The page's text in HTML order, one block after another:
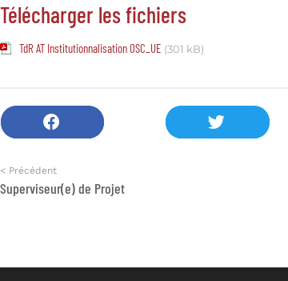
Télécharger les fichiers
TdR AT Institutionnalisation OSC_UE (301 kB)
< Précédent
Superviseur(e) de Projet